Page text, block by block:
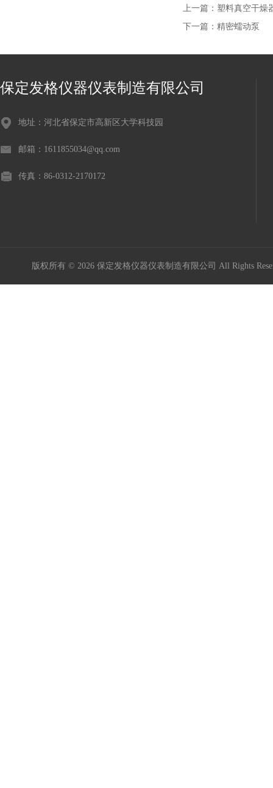
上一篇： 塑料真空干燥
下一篇： 精密蠕动泵
保定发格仪器仪表制造有限公司
地址：河北省保定市高新区大学科技园
邮箱：1611855034@qq.com
传真：86-0312-2170172
版权所有 © 2026 保定发格仪器仪表制造有限公司 All Rights